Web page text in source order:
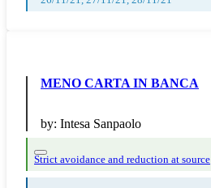
MENO CARTA IN BANCA
by: Intesa Sanpaolo
Strict avoidance and reduction at source